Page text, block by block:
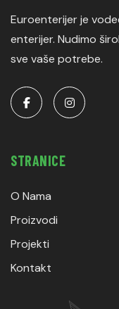
Euroenterijer je
enterijer. Nudimo
sve vaše potrebe.
STRANICE
O Nama
Proizvodi
Projekti
Kontakt